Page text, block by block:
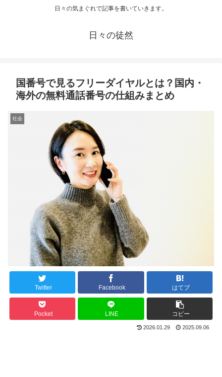
日々の気まぐれで記事を書いていきます。
日々の徒然
国番号で見るフリーダイヤルとは？国内・
海外の無料通話番号の仕組みまとめ
社会
Twitter Facebook はてブ
Pocket LINE コピー
2026.01.29 2025.09.06